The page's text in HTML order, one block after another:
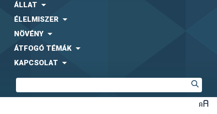
ÁLLAT
ÉLELMISZER
NÖVÉNY
ÁTFOGÓ TÉMÁK
KAPCSOLAT